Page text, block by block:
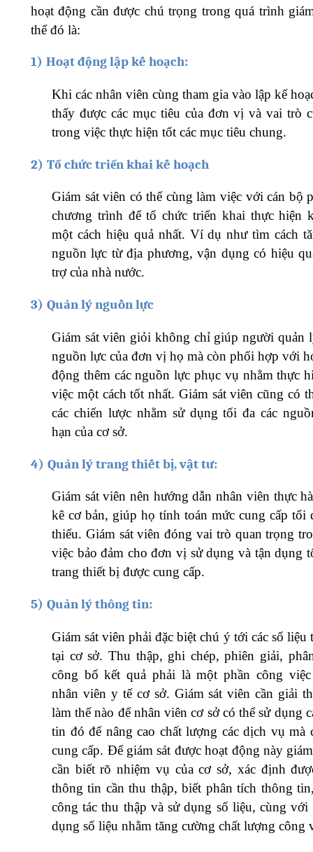
hoạt động cần được chú trọng trong quá trình
thể đó là:
1) Hoạt động lập kế hoạch:
Khi các nhân viên cùng tham gia vào lập kế
thấy được các mục tiêu của đơn vị và vai trò
trong việc thực hiện tốt các mục tiêu chung.
2) Tổ chức triển khai kế hoạch
Giám sát viên có thể cùng làm việc với cán bộ
chương trình để tổ chức triển khai thực hiện
một cách hiệu quả nhất. Ví dụ như tìm cách
nguồn lực từ địa phương, vận dụng có hiệu
trợ của nhà nước.
3) Quản lý nguồn lực
Giám sát viên giỏi không chỉ giúp người quản
nguồn lực của đơn vị họ mà còn phối hợp với
động thêm các nguồn lực phục vụ nhằm thực
việc một cách tốt nhất. Giám sát viên cũng có
các chiến lược nhằm sử dụng tối đa các
hạn của cơ sở.
4) Quản lý trang thiết bị, vật tư:
Giám sát viên nên hướng dẫn nhân viên thực
kê cơ bản, giúp họ tính toán mức cung cấp tối
thiểu. Giám sát viên đóng vai trò quan trọng
việc bảo đảm cho đơn vị sử dụng và tận dụng
trang thiết bị được cung cấp.
5) Quản lý thông tin:
Giám sát viên phải đặc biệt chú ý tới các số liệu
tại cơ sở. Thu thập, ghi chép, phiên giải,
công bố kết quả phải là một phần công việc
nhân viên y tế cơ sở. Giám sát viên cần giải
làm thế nào để nhân viên cơ sở có thể sử dụng
tin đó để nâng cao chất lượng các dịch vụ mà
cung cấp. Để giám sát được hoạt động này
cần biết rõ nhiệm vụ của cơ sở, xác định
thông tin cần thu thập, biết phân tích thông
công tác thu thập và sử dụng số liệu, cùng với
dụng số liệu nhằm tăng cường chất lượng công